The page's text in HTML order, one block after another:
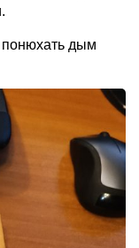
понюхать дым